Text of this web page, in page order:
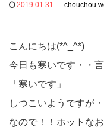
2019.01.31 chouchou
こんにちは(*^_^*)
今日も寒いです・・
「寒いです」
しつこいようですが
なので！！ホットな